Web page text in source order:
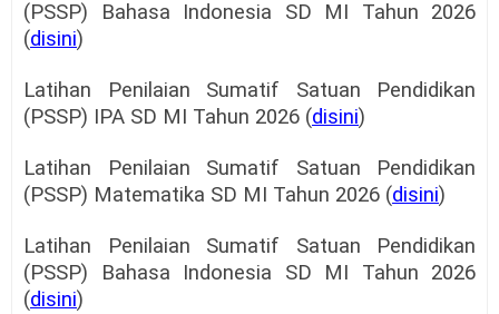
(PSSP) Bahasa Indonesia SD MI Tahun 2026
(disini)
Latihan Penilaian Sumatif Satuan Pendidikan
(PSSP) IPA SD MI Tahun 2026 (disini)
Latihan Penilaian Sumatif Satuan Pendidikan
(PSSP) Matematika SD MI Tahun 2026 (disini)
Latihan Penilaian Sumatif Satuan Pendidikan
(PSSP) Bahasa Indonesia SD MI Tahun 2026
(disini)